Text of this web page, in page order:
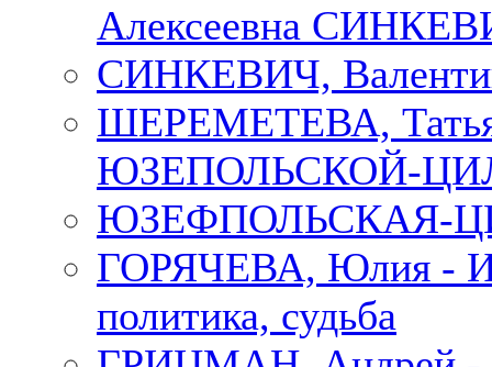
Алексеевна
СИНКЕВИЧ,
ШЕРЕМЕТЕВА,
ЮЗЕПОЛЬСКОЙ-
ЮЗЕФПОЛЬСКАЯ-
ГОРЯЧЕВА, Юлия -
политика, судьба